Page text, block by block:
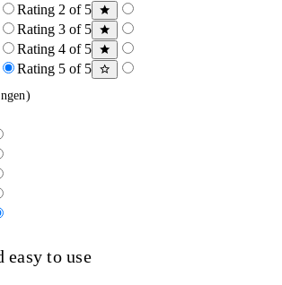
Rating 2 of 5
Rating 3 of 5
Rating 4 of 5
Rating 5 of 5
easy to use